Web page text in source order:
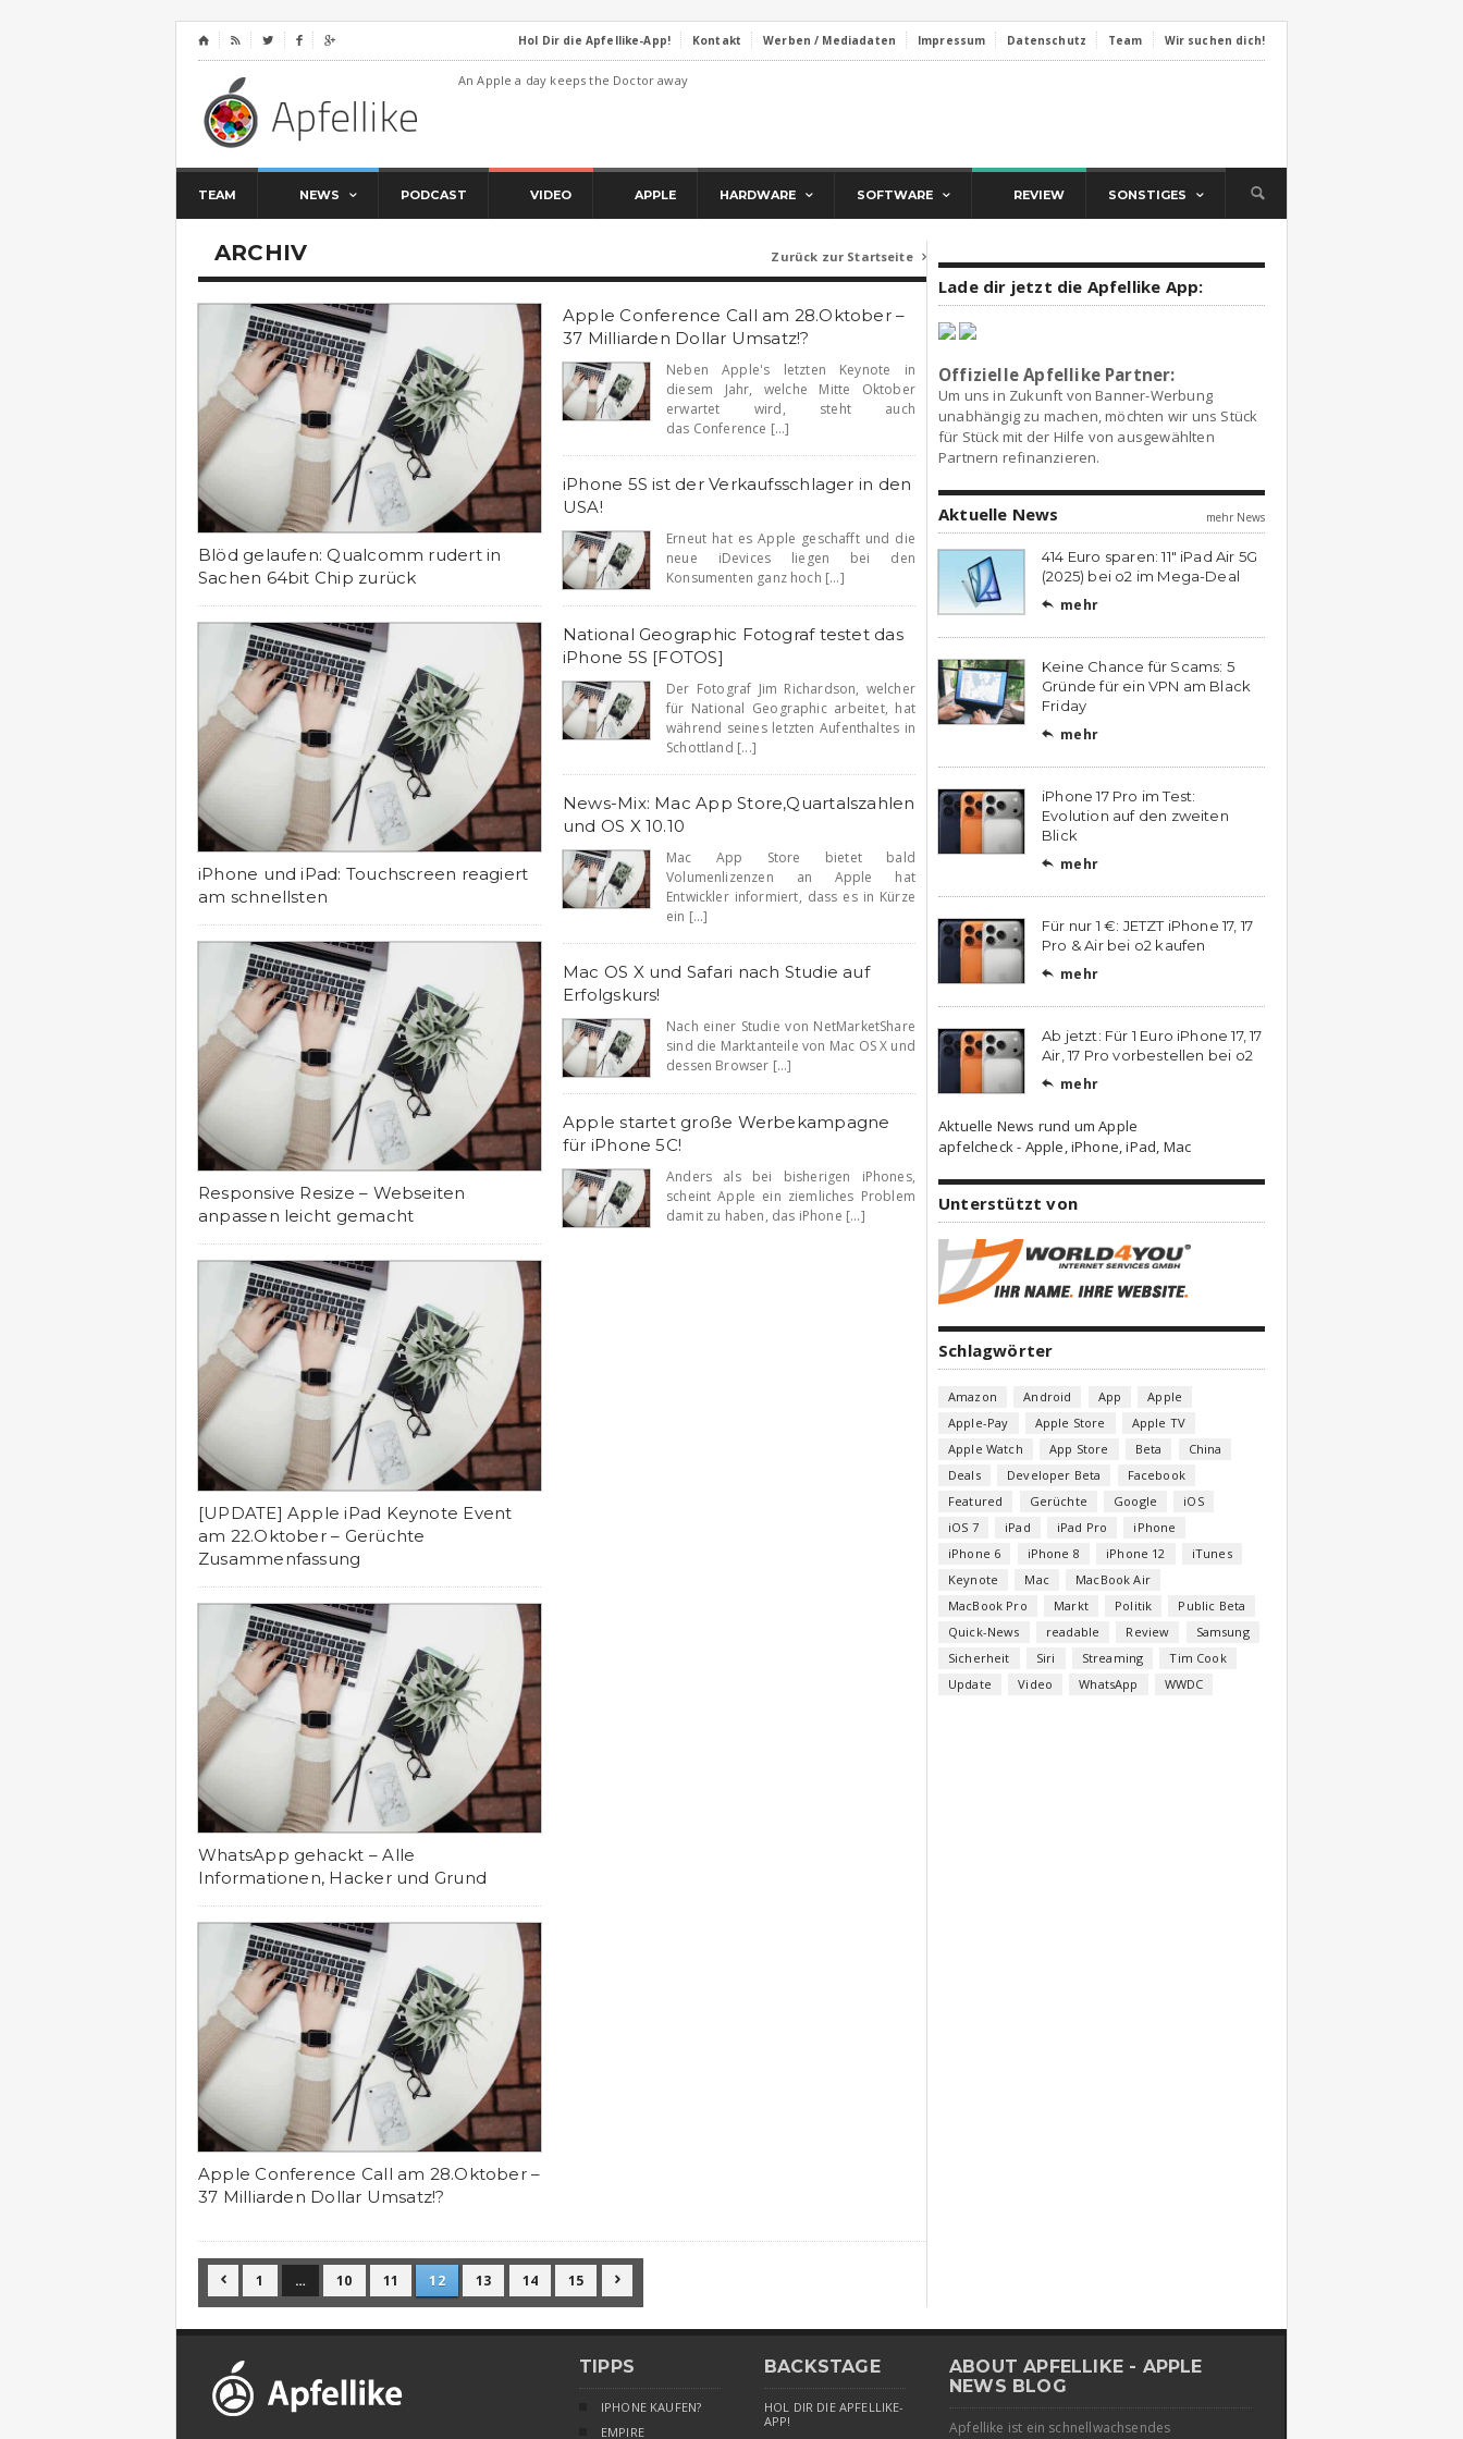
⌂     Hol Dir die Apfellike-App! Kontakt Werben / Mediadaten Impressum Datenschutz Team Wir suchen dich!
An Apple a day keeps the Doctor away
TEAM NEWS PODCAST VIDEO APPLE HARDWARE SOFTWARE REVIEW SONSTIGES
ARCHIV Zurück zur Startseite 
Blöd gelaufen: Qualcomm rudert in
Sachen 64bit Chip zurück
iPhone und iPad: Touchscreen reagiert
am schnellsten
Responsive Resize – Webseiten
anpassen leicht gemacht
[UPDATE] Apple iPad Keynote Event
am 22.Oktober – Gerüchte
Zusammenfassung
WhatsApp gehackt – Alle
Informationen, Hacker und Grund
Apple Conference Call am 28.Oktober –
37 Milliarden Dollar Umsatz!?
Apple Conference Call am 28.Oktober –
37 Milliarden Dollar Umsatz!?
Neben Apple's letzten Keynote in
diesem Jahr, welche Mitte Oktober
erwartet wird, steht auch
das Conference [...]
iPhone 5S ist der Verkaufsschlager in den
USA!
Erneut hat es Apple geschafft und die
neue iDevices liegen bei den
Konsumenten ganz hoch [...]
National Geographic Fotograf testet das
iPhone 5S [FOTOS]
Der Fotograf Jim Richardson, welcher
für National Geographic arbeitet, hat
während seines letzten Aufenthaltes in
Schottland [...]
News-Mix: Mac App Store,Quartalszahlen
und OS X 10.10
Mac App Store bietet bald
Volumenlizenzen an Apple hat
Entwickler informiert, dass es in Kürze
ein [...]
Mac OS X und Safari nach Studie auf
Erfolgskurs!
Nach einer Studie von NetMarketShare
sind die Marktanteile von Mac OS X und
dessen Browser [...]
Apple startet große Werbekampagne
für iPhone 5C!
Anders als bei bisherigen iPhones,
scheint Apple ein ziemliches Problem
damit zu haben, das iPhone [...]
 1 … 10 11 12 13 14 15 
Lade dir jetzt die Apfellike App:
Offizielle Apfellike Partner:
Um uns in Zukunft von Banner-Werbung
unabhängig zu machen, möchten wir uns Stück
für Stück mit der Hilfe von ausgewählten
Partnern refinanzieren.
Aktuelle News mehr News
414 Euro sparen: 11″ iPad Air 5G
(2025) bei o2 im Mega-Deal
 mehr
Keine Chance für Scams: 5
Gründe für ein VPN am Black
Friday
 mehr
iPhone 17 Pro im Test:
Evolution auf den zweiten
Blick
 mehr
Für nur 1 €: JETZT iPhone 17, 17
Pro & Air bei o2 kaufen
 mehr
Ab jetzt: Für 1 Euro iPhone 17, 17
Air, 17 Pro vorbestellen bei o2
 mehr
Aktuelle News rund um Apple
apfelcheck - Apple, iPhone, iPad, Mac
Unterstützt von
Schlagwörter
Amazon Android App
Apple
Apple-Pay
Apple Store
Apple TV
Apple Watch
App Store Beta
China
Deals
Developer Beta
Facebook
Featured
Gerüchte Google
iOS
iOS 7
iPad iPad Pro
iPhone
iPhone 6
iPhone 8 iPhone 12
iTunes
Keynote
Mac
MacBook Air
MacBook Pro
Markt Politik
Public Beta
Quick-News
readable Review
Samsung
Sicherheit
Siri Streaming
Tim Cook
Update
Video WhatsApp WWDC
TIPPS
IPHONE KAUFEN?
EMPIRE
BACKSTAGE
HOL DIR DIE APFELLIKE-
APP!
ABOUT APFELLIKE - APPLE
NEWS BLOG
Apfellike ist ein schnellwachsendes